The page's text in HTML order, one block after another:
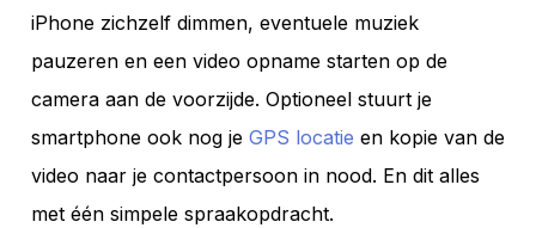
iPhone zichzelf dimmen, eventuele muziek
pauzeren en een video opname starten op de
camera aan de voorzijde. Optioneel stuurt je
smartphone ook nog je GPS locatie en kopie van de
video naar je contactpersoon in nood. En dit alles
met één simpele spraakopdracht.